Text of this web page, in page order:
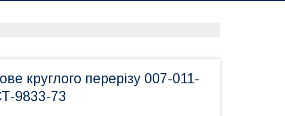
круглого перерізу 007-011-
9833-73